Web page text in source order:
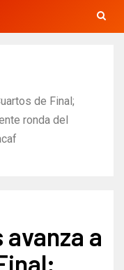
de Final;
ronda del
a